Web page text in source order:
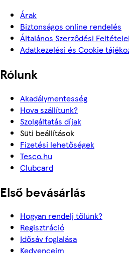
Árak
Biztonságos online rendelés
Általános Szerződési
Adatkezelési és Cookie
Rólunk
Akadálymentesség
Hova szállítunk?
Szolgáltatás díjak
Süti beállítások
Fizetési lehetőségek
Tesco.hu
Clubcard
Első bevásárlás
Hogyan rendelj tőlünk?
Regisztráció
Idősáv foglalása
Kedvenceim